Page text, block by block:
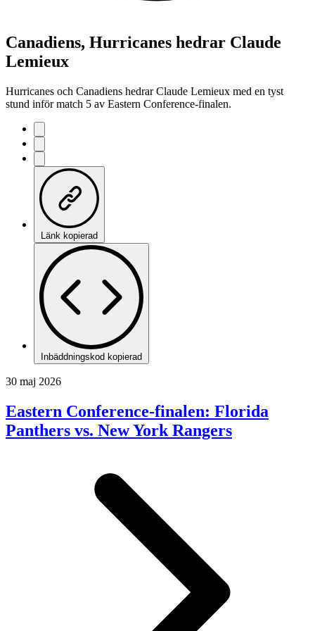
Canadiens, Hurricanes hedrar Claude
Lemieux
Hurricanes och Canadiens hedrar Claude Lemieux med en tyst
stund inför match 5 av Eastern Conference-finalen.
Länk kopierad
Inbäddningskod kopierad
30 maj 2026
Eastern Conference-finalen: Florida
Panthers vs. New York Rangers